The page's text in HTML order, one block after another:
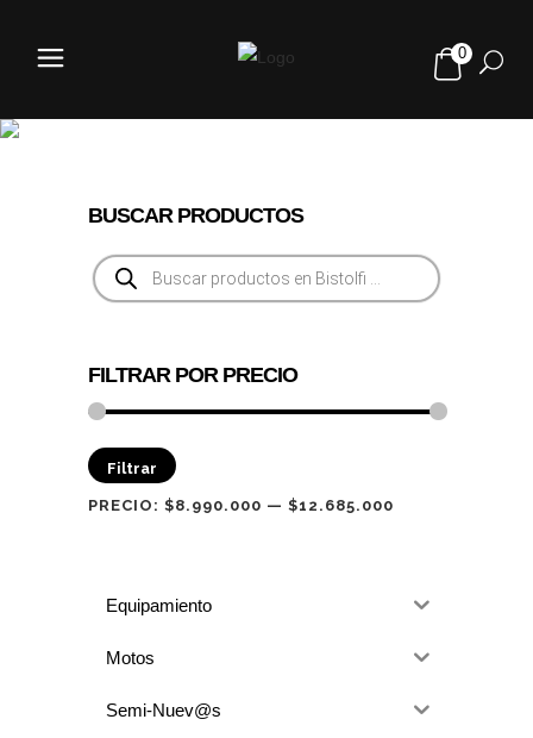
0
BUSCAR PRODUCTOS
Búsqueda
de
productos
FILTRAR POR PRECIO
Precio
PrecioFiltrar
PRECIO: $8.990.000 — $12.685.000
Equipamiento
Motos
Semi-Nuev@s